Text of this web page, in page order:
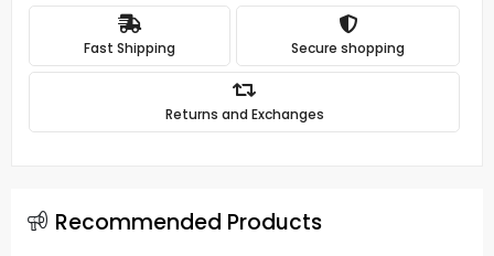
Fast Shipping Secure shopping
Returns and Exchanges
Recommended Products